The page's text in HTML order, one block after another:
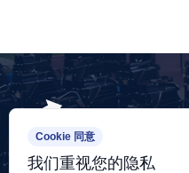
Cookie 同意
我们重视您的隐私